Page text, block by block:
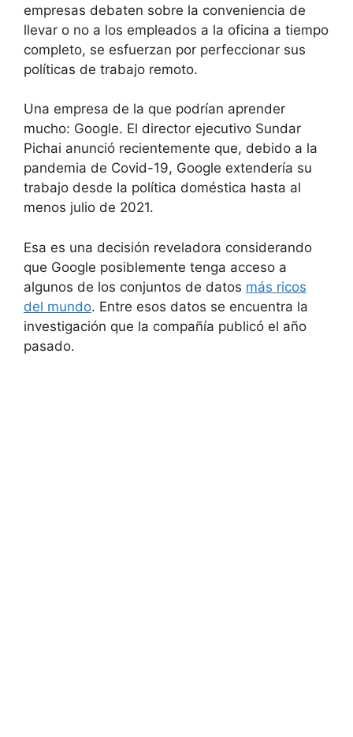
empresas debaten sobre la conveniencia de
llevar o no a los empleados a la oficina a tiempo
completo, se esfuerzan por perfeccionar sus
políticas de trabajo remoto.
Una empresa de la que podrían aprender
mucho: Google. El director ejecutivo Sundar
Pichai anunció recientemente que, debido a la
pandemia de Covid-19, Google extendería su
trabajo desde la política doméstica hasta al
menos julio de 2021.
Esa es una decisión reveladora considerando
que Google posiblemente tenga acceso a
algunos de los conjuntos de datos más ricos
del mundo. Entre esos datos se encuentra la
investigación que la compañía publicó el año
pasado.